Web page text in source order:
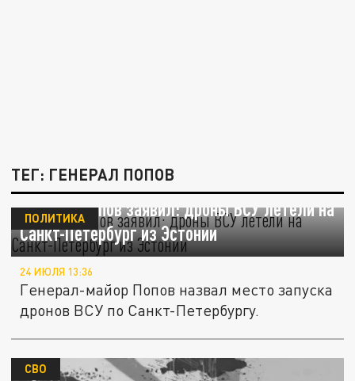
ТЕГ: ГЕНЕРАЛ ПОПОВ
Генерал Попов заявил: дроны ВСУ летели на
Санкт-Петербург из Эстонии
ПОЛИТИКА
24 ИЮЛЯ 13:36
Генерал-майор Попов назвал место запуска
дронов ВСУ по Санкт-Петербургу.
СВО